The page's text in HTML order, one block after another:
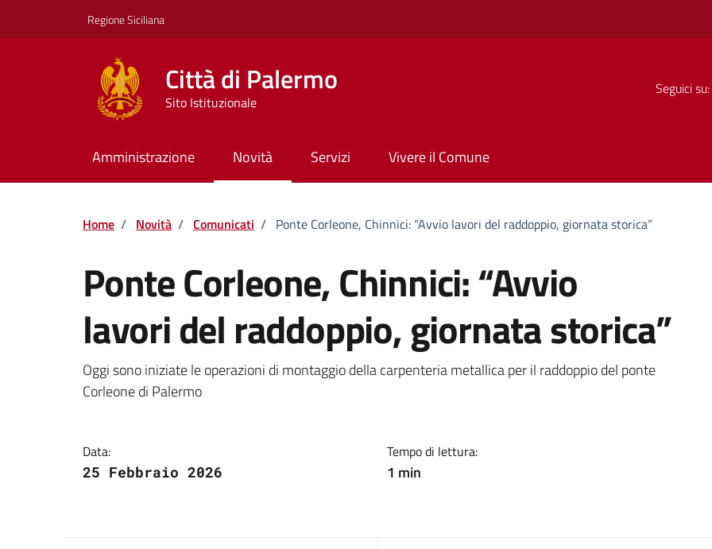
Regione Siciliana
Città di Palermo
Sito Istituzionale
Seguici su:
Amministrazione Novità Servizi Vivere il Comune
Home / Novità / Comunicati / Ponte Corleone, Chinnici: “Avvio lavori del raddoppio, giornata storica”
Ponte Corleone, Chinnici: “Avvio
lavori del raddoppio, giornata storica”
Dettagli della notizia
Oggi sono iniziate le operazioni di montaggio della carpenteria metallica per il raddoppio del ponte
Corleone di Palermo
Data:
25 Febbraio 2026
Tempo di lettura:
1 min